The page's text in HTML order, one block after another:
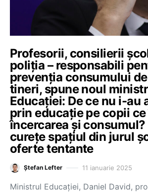
Profesorii, consilierii
poliția – responsabili
prevenția consumului
tineri, spune noul
Educației: De ce nu i-au
prin educație pe copii
încercarea și consumul?
curețe spațiul din jurul
oferte tentante
Ștefan Lefter 11 ianuarie 2025
Ministrul Educației, Daniel David,